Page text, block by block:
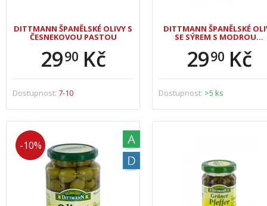
DITTMANN ŠPANĚLSKÉ OLIVY S
ČESNEKOVOU PASTOU
2990Kč
Dostupnost: 7-10
DITTMANN ŠPANĚLSKÉ
SE SÝREM S MODROU…
2990Kč
Dostupnost: >5 ks
-10%